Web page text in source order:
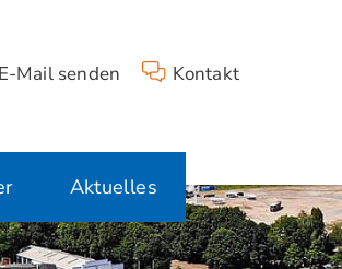
E-Mail senden Kontakt
Aktuelles